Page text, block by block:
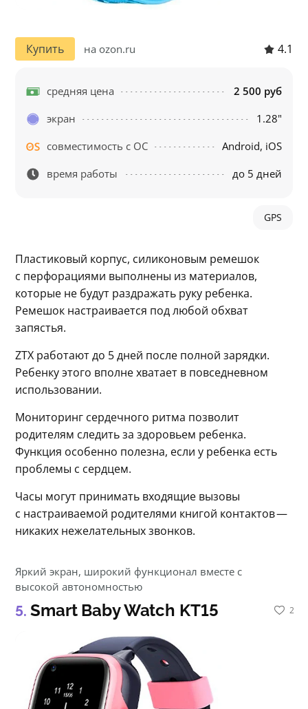
Купить на ozon.ru 4.1
средняя цена
2 500 руб
экран
1.28"
совместимость с ОС
Android, iOS
время работы
до 5 дней
GPS
Пластиковый корпус, силиконовым ремешок
с перфорациями выполнены из материалов,
которые не будут раздражать руку ребенка.
Ремешок настраивается под любой обхват
запястья.
ZTX работают до 5 дней после полной зарядки.
Ребенку этого вполне хватает в повседневном
использовании.
Мониторинг сердечного ритма позволит
родителям следить за здоровьем ребенка.
Функция особенно полезна, если у ребенка есть
проблемы с сердцем.
Часы могут принимать входящие вызовы
с настраиваемой родителями книгой контактов —
никаких нежелательных звонков.
2
Яркий экран, широкий функционал вместе с
высокой автономностью
Smart Baby Watch KT15